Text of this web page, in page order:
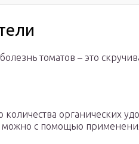
томатов – это
количества органических
можно с помощью